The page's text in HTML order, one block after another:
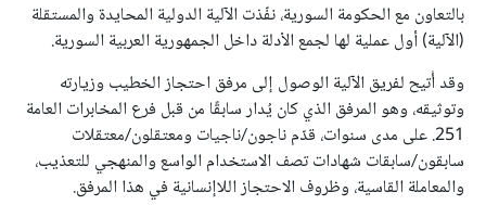
بالتعاون مع الحكومة السورية، نفّذت الآلية الدولية المحايدة والمستقلة
(الآلية) أول عملية لها لجمع الأدلة داخل الجمهورية العربية السورية.
وقد أُتيح لفريق الآلية الوصول إلى مرفق احتجاز الخطيب وزيارته
وتوثيقه، وهو المرفق الذي كان يُدار سابقًا من قبل فرع المخابرات العامة
251. على مدى سنوات، قدّم ناجون/ناجيات ومعتقلون/معتقلات
سابقون/سابقات شهادات تصف الاستخدام الواسع والمنهجي للتعذيب،
والمعاملة القاسية، وظروف الاحتجاز اللاإنسانية في هذا المرفق.